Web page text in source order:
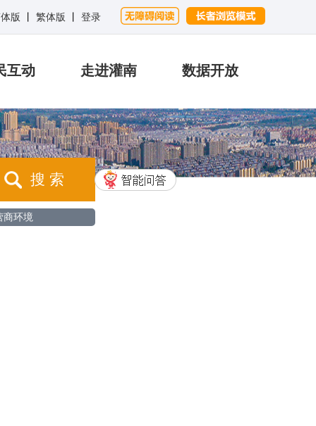
版 繁体版 登录
互动 走进灌南 数据开放
搜 索
商环境